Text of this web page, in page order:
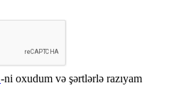
-ni oxudum və şərtlərlə razıyam